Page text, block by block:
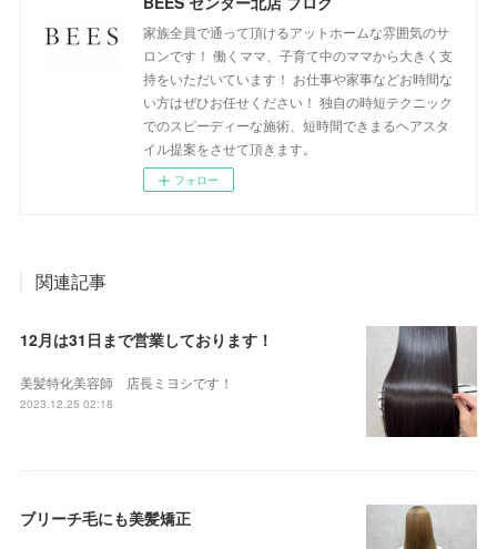
家族全員で通って頂けるアットホームな雰囲気のサ
ロンです！ 働くママ、子育て中のママから大きく支
持をいただいています！ お仕事や家事などお時間な
い方はぜひお任せください！ 独自の時短テクニック
でのスピーディーな施術、短時間できまるヘアスタ
イル提案をさせて頂きます。
フォロー
関連記事
12月は31日まで営業しております！
美髪特化美容師 店長ミヨシです！
2023.12.25 02:18
ブリーチ毛にも美髪矯正